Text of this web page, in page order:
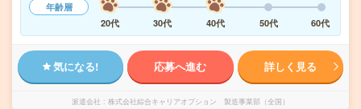
年齢層
20代
30代 40代 50代 60代
気になる! 応募へ進む 詳しく見る
派遣会社 株式会社綜合キャリアオプション 製造事業部（全国）